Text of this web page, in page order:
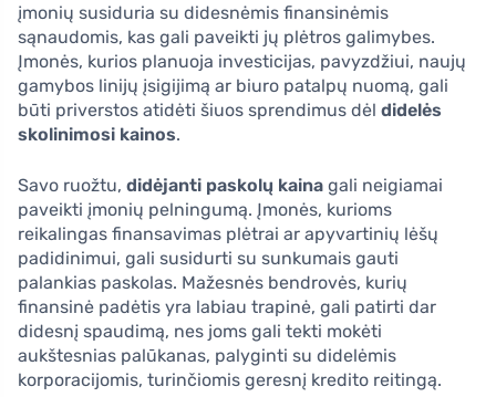
įmonių susiduria su didesnėmis finansinėmis
sąnaudomis, kas gali paveikti jų plėtros galimybes.
Įmonės, kurios planuoja investicijas, pavyzdžiui, naujų
gamybos linijų įsigijimą ar biuro patalpų nuomą, gali
būti priverstos atidėti šiuos sprendimus dėl didelės
skolinimosi kainos.
Savo ruožtu, didėjanti paskolų kaina gali neigiamai
paveikti įmonių pelningumą. Įmonės, kurioms
reikalingas finansavimas plėtrai ar apyvartinių lėšų
padidinimui, gali susidurti su sunkumais gauti
palankias paskolas. Mažesnės bendrovės, kurių
finansinė padėtis yra labiau trapinė, gali patirti dar
didesnį spaudimą, nes joms gali tekti mokėti
aukštesnias palūkanas, palyginti su didelėmis
korporacijomis, turinčiomis geresnį kredito reitingą.